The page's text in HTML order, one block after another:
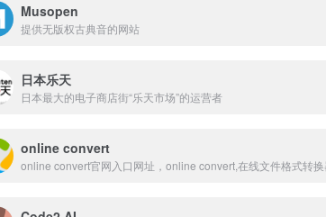
Musopen
提供无版权古典音的网站
日本乐天
日本最大的电子商店街“乐天市场”的运营者
online convert
online convert官网入口网址，online convert,在线文件格式转